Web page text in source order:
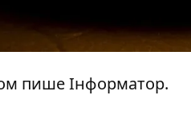
пишеІнформатор.